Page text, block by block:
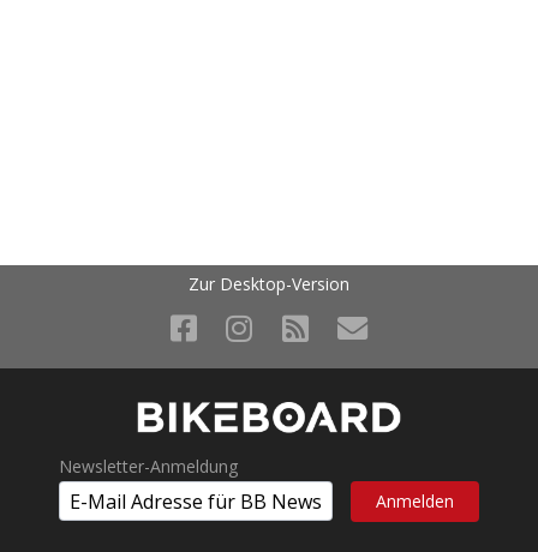
Zur Desktop-Version
Newsletter-Anmeldung